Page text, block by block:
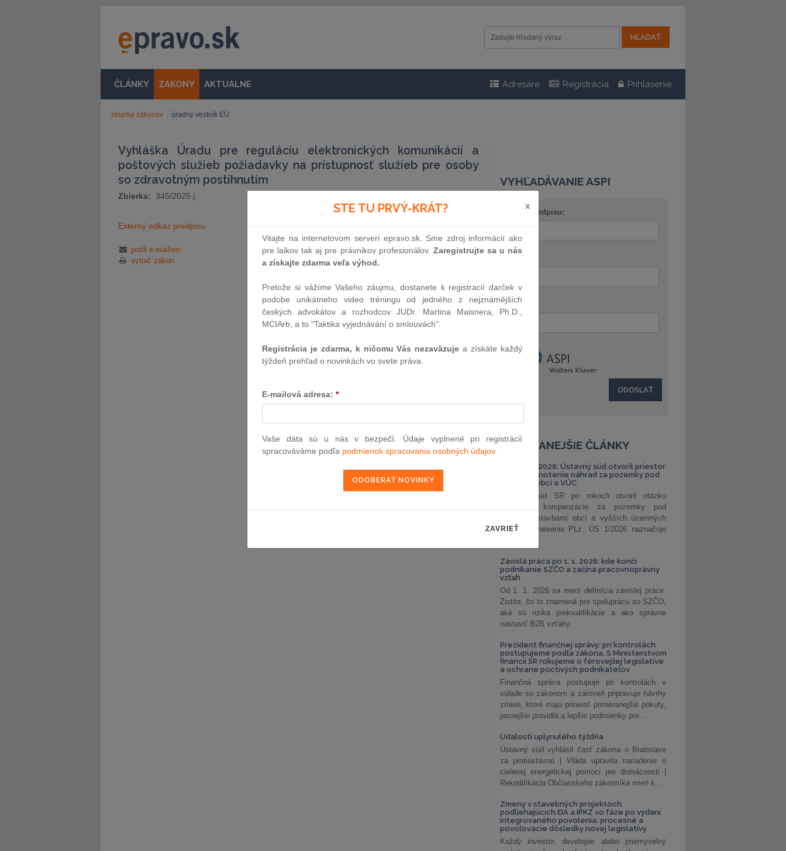
ČLÁNKY ZÁKONY AKTUÁLNE Adresáre Registrácia Prihlásenie
zbierka zákonov úradný vestník EÚ
Vyhláška Úradu pre reguláciu elektronických komunikácií a
poštových služieb požiadavky na prístupnosť služieb pre osoby
so zdravotným postihnutím
Zbierka: 345/2025 |
Externý odkaz predpisu
pošli e-mailom
vytlač zákon
VYHĽADÁVANIE ASPI
Číslo predpisu:
Text:
NAJČÍTANEJŠIE ČLÁNKY
PLz. ÚS 1/2026: Ústavný súd otvoril priestor
na prehodnotenie náhrad za pozemky pod
stavbami obcí a VÚC
Ústavný súd SR po rokoch otvoril otázku
primeranej kompenzácie za pozemky pod
verejnými stavbami obcí a vyšších územných
celkov. Uznesenie PLz. ÚS 1/2026 naznačuje
odklon od...
Závislá práca po 1. 1. 2026: kde končí
podnikanie SZČO a začína pracovnoprávny
vzťah
Od 1. 1. 2026 sa mení definícia závislej práce.
Zistite, čo to znamená pre spoluprácu so SZČO,
aké sú riziká prekvalifikácie a ako správne
nastaviť B2B vzťahy.
Prezident finančnej správy: pri kontrolách
postupujeme podľa zákona. S Ministerstvom
financií SR rokujeme o férovejšej legislatíve
a ochrane poctivých podnikateľov
Finančná správa postupuje pri kontrolách v
súlade so zákonom a zároveň pripravuje návrhy
zmien, ktoré majú priniesť primeranejšie pokuty,
jasnejšie pravidlá a lepšie podmienky pre...
Udalosti uplynulého týždňa
Ústavný súd vyhlásil časť zákona o Bratislave
za protiústavnú | Vláda upravila nariadenie o
cielenej energetickej pomoci pre domácnosti |
Rekodifikácia Občianskeho zákonníka mieri k...
Zmeny v stavebných projektoch
podliehajúcich EIA a IPKZ vo fáze po vydaní
integrovaného povolenia: procesné a
povoľovacie dôsledky novej legislatívy
Každý investor, developer alebo priemyselný
STE TU PRVÝ-KRÁT? x
Vitajte na internetovom serveri epravo.sk. Sme zdroj informácií ako
pre laikov tak aj pre právnikov profesionálov. Zaregistrujte sa u nás
a získajte zdarma veľa výhod.
Pretože si vážíme Vašeho záujmu, dostanete k registracií darček v
podobe unikátneho video tréningu od jedného z nejznámějších
českých advokátov a rozhodcov JUDr. Martina Maisnera, Ph.D.,
MCIArb, a to "Taktika vyjednávání o smlouvách".
Registrácia je zdarma, k ničomu Vás nezaväzuje a získáte každý
týždeň prehľad o novinkách vo svete práva.
E-mailová adresa: *
Vaše dáta sú u nás v bezpečí. Údaje vyplnené pri registrácií
spracováváme podľa podmienok spracovania osobných údajov
ZAVRIEŤ